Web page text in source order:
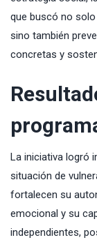
que buscó no
sino también
concretas y
La iniciativa logró
situación de
fortalecen su
emocional y su
independientes,